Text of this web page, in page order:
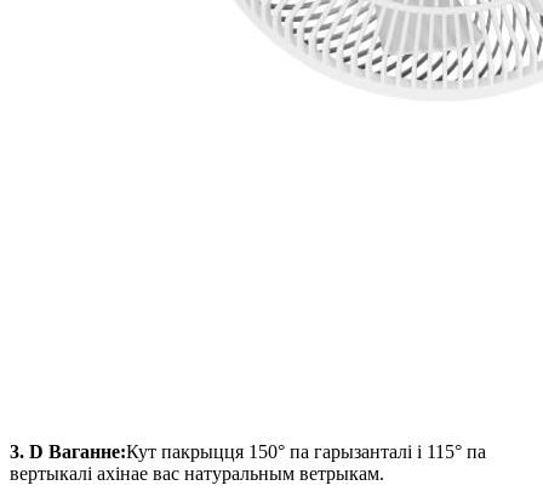
3. D Ваганне:Кут пакрыцця 150° па гарызанталі і 115° па
вертыкалі ахінае вас натуральным ветрыкам.